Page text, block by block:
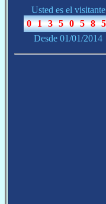
Usted es el visitante
Desde 01/01/2014